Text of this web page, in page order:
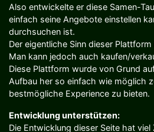
Also entwickelte er diese Samen-
einfach seine Angebote einstellen
durchsuchen ist.
Der eigentliche Sinn dieser
Man kann jedoch auch kaufen/
Diese Plattform wurde von Grund
Aufbau her so einfach wie möglich
bestmögliche Experience zu bieten.
Entwicklung unterstützen:
Die Entwicklung dieser Seite hat